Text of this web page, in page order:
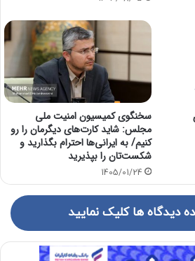
سخنگوی کمیسیون امنیت ملی
مجلس: شاید کارت‌های دیگرمان را رو
کنیم/ به ایرانی‌ها احترام بگذارید و
شکست‌تان را بپذیرید
1405/01/24
دیدگاه ها کلیک نمایید